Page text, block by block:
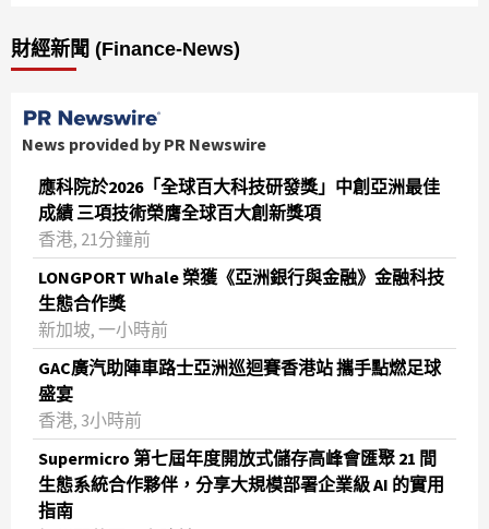
財經新聞 (Finance-News)
News provided by PR Newswire
應科院於2026「全球百大科技研發獎」中創亞洲最佳
成績 三項技術榮膺全球百大創新獎項
香港, 21分鐘前
LONGPORT Whale 榮獲《亞洲銀行與金融》金融科技
生態合作獎
新加坡, 一小時前
GAC廣汽助陣車路士亞洲巡迴賽香港站 攜手點燃足球
盛宴
香港, 3小時前
Supermicro 第七屆年度開放式儲存高峰會匯聚 21 間
生態系統合作夥伴，分享大規模部署企業級 AI 的實用
指南